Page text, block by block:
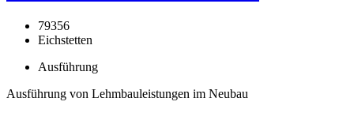
79356
Eichstetten
Ausführung
Ausführung von Lehmbauleistungen im Neubau